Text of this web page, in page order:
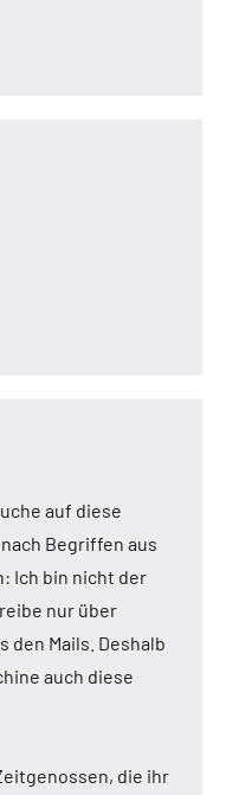
auf diese
Begriffen aus
Ich bin nicht der
nur über
den Mails. Deshalb
auch diese
die ihr